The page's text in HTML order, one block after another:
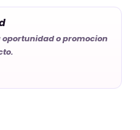
oportunidad o promocion